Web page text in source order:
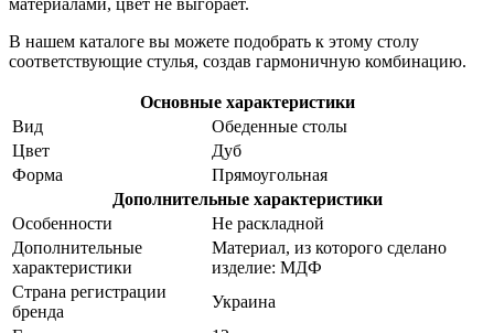
материалами, цвет не выгорает.
В нашем каталоге вы можете подобрать к этому столу
соответствующие стулья, создав гармоничную комбинацию.
Основные характеристики
Вид
Обеденные столы
Цвет
Дуб
Форма
Прямоугольная
Дополнительные характеристики
Особенности
Не раскладной
Дополнительные
характеристики
Материал, из которого сделано
изделие: МДФ
Страна регистрации
бренда
Украина